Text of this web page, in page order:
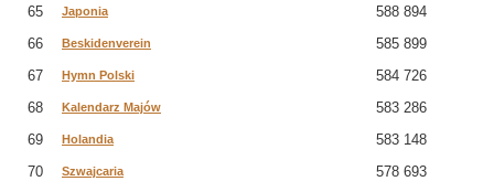
65
Japonia
588 894
66
Beskidenverein
585 899
67
Hymn Polski
584 726
68
Kalendarz Majów
583 286
69
Holandia
583 148
70
Szwajcaria
578 693